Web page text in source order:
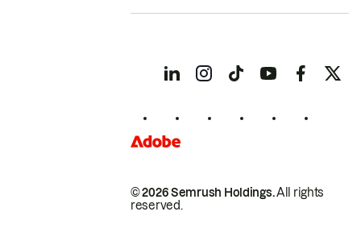
© 2026 Semrush Holdings.All rights
reserved.